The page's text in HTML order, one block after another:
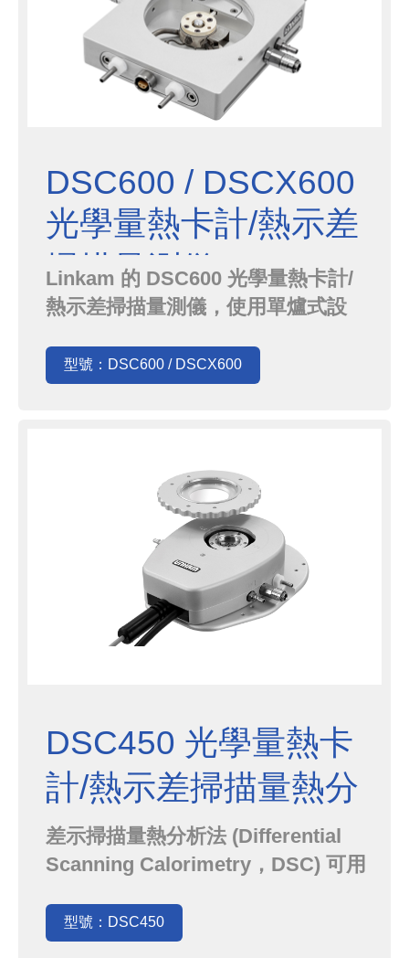
DSC600 / DSCX600
光學量熱卡計/熱示差
掃描量測儀
Linkam 的 DSC600 光學量熱卡計/
熱示差掃描量測儀，使用單爐式設
入的熱量不同而導致基線漂移的問
題。 DSCX600針對X-ray 進行最佳
半導體材料，除此之外，DSC60...
型號：DSC600 / DSCX600
DSC450 光學量熱卡
計/熱示差掃描量熱分
析儀
差示掃描量熱分析法 (Differential
Scanning Calorimetry，DSC) 可用
的技術。DSC450 光學差示掃描量熱
分析系統，可對於樣品的熱轉變溫
型號：DSC450